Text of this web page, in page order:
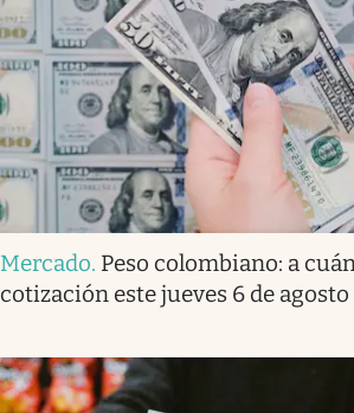
Mercado. Peso colombiano: a
cotización este jueves 6 de agosto